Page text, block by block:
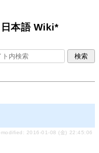
本語 Wiki*
modified: 2016-01-08 (金) 22:45:06